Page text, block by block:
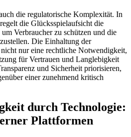
die regulatorische Komplexität. In
die Glücksspielaufsicht die
Verbraucher zu schützen und die
Die Einhaltung der
nur eine rechtliche Notwendigkeit,
für Vertrauen und Langlebigkeit
und Sicherheit priorisieren,
einer zunehmend kritisch
durch Technologie:
Plattformen